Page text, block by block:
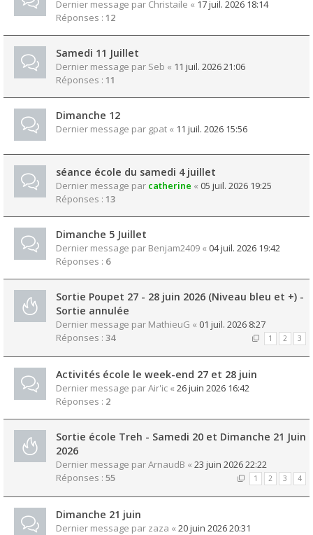
Dernier message par Christaile « 17 juil. 2026 18:14
Réponses : 12
Samedi 11 Juillet
Dernier message par Seb « 11 juil. 2026 21:06
Réponses : 11
Dimanche 12
Dernier message par gpat « 11 juil. 2026 15:56
séance école du samedi 4 juillet
Dernier message par catherine « 05 juil. 2026 19:25
Réponses : 13
Dimanche 5 Juillet
Dernier message par Benjam2409 « 04 juil. 2026 19:42
Réponses : 6
Sortie Poupet 27 - 28 juin 2026 (Niveau bleu et +) -
Sortie annulée
Dernier message par MathieuG « 01 juil. 2026 8:27
Réponses : 34 1 2 3
Activités école le week-end 27 et 28 juin
Dernier message parAir'ic « 26 juin 2026 16:42
Réponses : 2
Sortie école Treh - Samedi 20 et Dimanche 21 Juin
2026
Dernier message parArnaudB « 23 juin 2026 22:22
Réponses : 55 1 2 3 4
Dimanche 21 juin
Dernier message par zaza « 20 juin 2026 20:31